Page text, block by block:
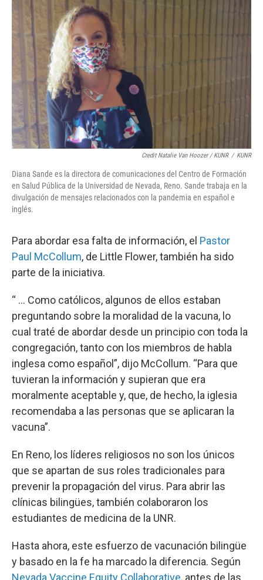
Credit Natalie Van Hoozer / KUNR / KUNR
Diana Sande es la directora de comunicaciones del Centro de Formación
en Salud Pública de la Universidad de Nevada, Reno. Sande trabaja en la
divulgación de mensajes relacionados con la pandemia en español e
inglés.
Para abordar esa falta de información, el Pastor
Paul McCollum, de Little Flower, también ha sido
parte de la iniciativa.
“ ... Como católicos, algunos de ellos estaban
preguntando sobre la moralidad de la vacuna, lo
cual traté de abordar desde un principio con toda la
congregación, tanto con los miembros de habla
inglesa como español”, dijo McCollum. “Para que
tuvieran la información y supieran que era
moralmente aceptable y, que, de hecho, la iglesia
recomendaba a las personas que se aplicaran la
vacuna”.
En Reno, los líderes religiosos no son los únicos
que se apartan de sus roles tradicionales para
prevenir la propagación del virus. Para abrir las
clínicas bilingües, también colaboraron los
estudiantes de medicina de la UNR.
Hasta ahora, este esfuerzo de vacunación bilingüe
y basado en la fe ha marcado la diferencia. Según
Nevada Vaccine Equity Collaborative, antes de las